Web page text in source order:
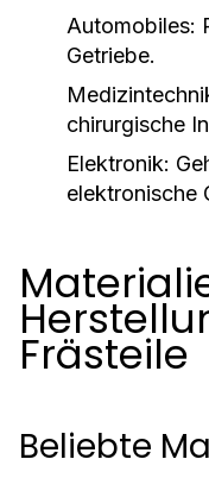
Automobiles:
Getriebe.
chirurgische
Elektronik:
elektronische
Frästeile
Beliebte